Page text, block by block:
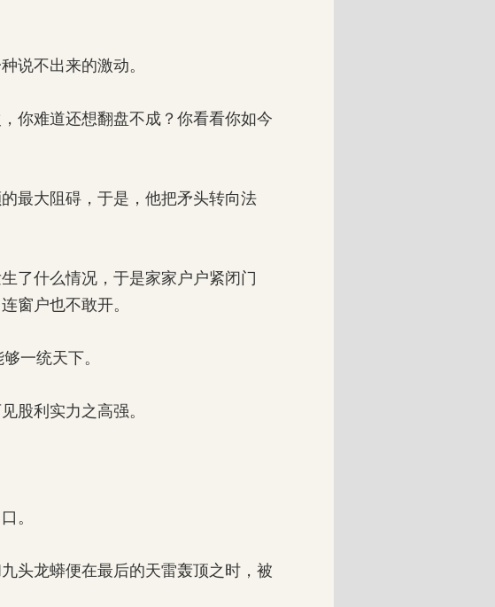
不出来的激动。
难道还想翻盘不成？你看看你如今
最大阻碍，于是，他把矛头转向法
什么情况，于是家家户户紧闭门
窗户也不敢开。
一统天下。
利实力之高强。
。
龙蟒便在最后的天雷轰顶之时，被